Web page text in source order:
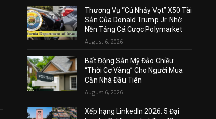
Thương Vụ “Cú Nhảy Vọt” X50 Tài
Sản Của Donald Trump Jr. Nhờ
Nền Tảng Cá Cược Polymarket
August 6, 2026
Bất Động Sản Mỹ Đảo Chiều:
“Thời Cơ Vàng” Cho Người Mua
Căn Nhà Đầu Tiên
August 6, 2026
Xếp hạng LinkedIn 2026: 5 Đại